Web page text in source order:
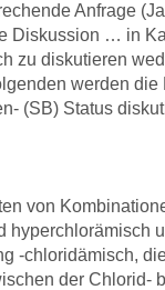
Anfrage
Diskussion … in
zu diskutieren
werden
(SB) Status
von
-chloridämisch,
der Chlorid-